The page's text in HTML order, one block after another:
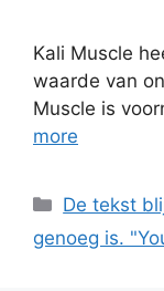
Kali Muscle
waarde van
Muscle is
more
Categories
De tekst
genoeg is.